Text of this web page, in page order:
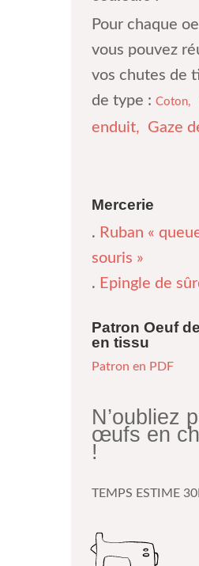
Pour chaque
vous pouvez
vos chutes de
de type :Coton,
enduit, Gaze
Mercerie
. Ruban «
souris »
. Epingle de
Patron Oeuf
en tissu
Patron en PDF
N’oubliez
œufs en
!
TEMPS ESTIME